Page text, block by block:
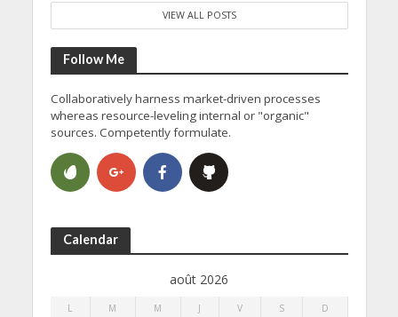
VIEW ALL POSTS
Follow Me
Collaboratively harness market-driven processes
whereas resource-leveling internal or "organic"
sources. Competently formulate.
Calendar
août 2026
L M M J V S D